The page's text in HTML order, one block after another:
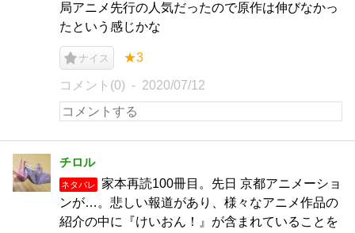
局アニメ先行の人気だったので原作は伸びなかっ
たという感じかな
ナイス ★3
コメント(0) 2020/07/12
チロル
ネタバレ
家本再読100冊目。先日 京都アニメーショ
ンが…。悲しい報道があり、様々なアニメ作品の
紹介の中に『けいおん！』が含まれていることを